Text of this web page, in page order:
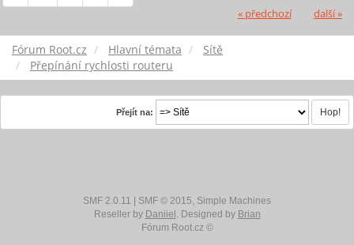
« předchozí další »
Fórum Root.cz Hlavní témata
Sítě
Přepínání rychlosti routeru
Přejít na:
SMF 2.0.11 SMF © 2015, Simple Machines
Reseller by Daniiel . Designed by Brian
Fórum Root.cz ©